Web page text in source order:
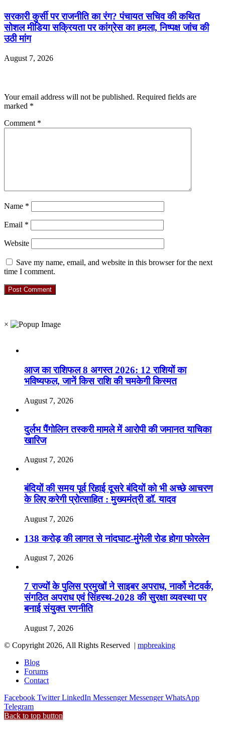
सरकारी कुर्सी पर राजनीति का रंग? पंचायत सचिव की कथित
सोशल मीडिया सक्रियता पर कांग्रेस का हमला, निष्पक्ष जांच की
उठी मांग
August 7, 2026
Your email address will not be published. Required fields are
marked *
Comment *
Name *
Email *
Website
Save my name, email, and website in this browser for the next
time I comment.
×
आज का राशिफल 8 अगस्त 2026: 12 राशियों का
भविष्यफल, जानें किस राशि की चमकेगी किस्मत
August 7, 2026
दुर्लभ पैंगोलिन तस्करी मामले में आरोपी की जमानत याचिका
खारिज
August 7, 2026
बंदियों की समय पूर्व रिहाई दूसरे बंदियों को भी अच्छे आचरण
के लिए करेगी प्रोत्साहित : मुख्यमंत्री डॉ. यादव
August 7, 2026
138 करोड़ की लागत से नांदघाट-मुंगेली रोड होगा फोरलेन
August 7, 2026
7 राज्यों के पुलिस प्रमुखों ने साइबर अपराध, नार्को नेटवर्क,
संगठित अपराध एवं सिंहस्थ-2028 की सुरक्षा व्यवस्था पर
बनाई संयुक्त रणनीति
August 7, 2026
© Copyright 2026, All Rights Reserved | mpbreaking
Blog
Forums
Contact
Facebook Twitter LinkedIn Messenger Messenger WhatsApp
Telegram
Back to top button